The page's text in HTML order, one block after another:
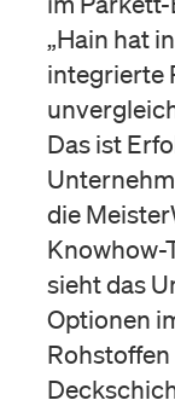
„Hain hat
integrierte
Das ist
die
Knowhow-
sieht das
Optionen